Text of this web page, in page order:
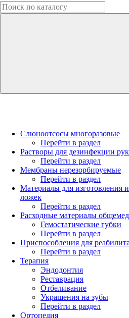
Слюноотсосы многоразовые
Перейти в раздел
Растворы для дезинфекции рук
Перейти в раздел
Мембраны нерезорбируемые
Перейти в раздел
Материалы для изготовления
ложек
Перейти в раздел
Расходные материалы
Гемостатические губки
Перейти в раздел
Приспособления для
Перейти в раздел
Терапия
Эндодонтия
Реставрация
Отбеливание
Украшения на зубы
Перейти в раздел
Ортопедия